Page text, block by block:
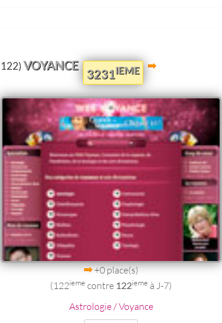
122)VOYANCE
3231IEME
+0 place(s)
(122ieme contre 122ieme à J-7)
Astrologie / Voyance